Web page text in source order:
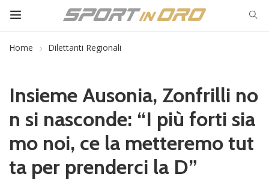
Home Dilettanti Regionali
Insieme Ausonia, Zonfrilli no
n si nasconde: “I più forti sia
mo noi, ce la metteremo tut
ta per prenderci la D”